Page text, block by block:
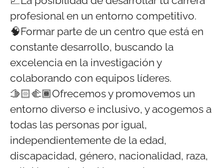
profesional en un entorno competitivo.
🧠Formar parte de un centro que está en
constante desarrollo, buscando la
excelencia en la investigación y
colaborando con equipos líderes.
🫱🏻‍🫲🏾Ofrecemos y promovemos un
entorno diverso e inclusivo, y acogemos a
todas las personas por igual,
independientemente de la edad,
discapacidad, género, nacionalidad, raza,